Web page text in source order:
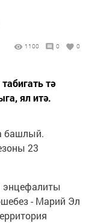
1100 0 0
тә
ял итә.
башлый.
23
энцефалиты
- Марий Эл